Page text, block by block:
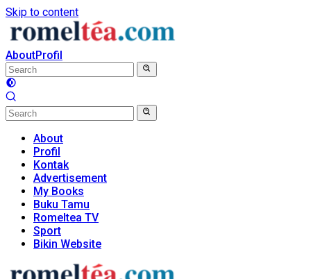
Skip to content
AboutProfil
About
Profil
Kontak
Advertisement
My Books
Buku Tamu
Romeltea TV
Sport
Bikin Website